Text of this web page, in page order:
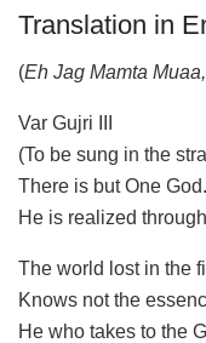
Translation in
(Eh Jag Mamta
Var Gujri III
(To be sung in the
There is but One God.
He is realized
The world lost in the
Knows not the
He who takes to the